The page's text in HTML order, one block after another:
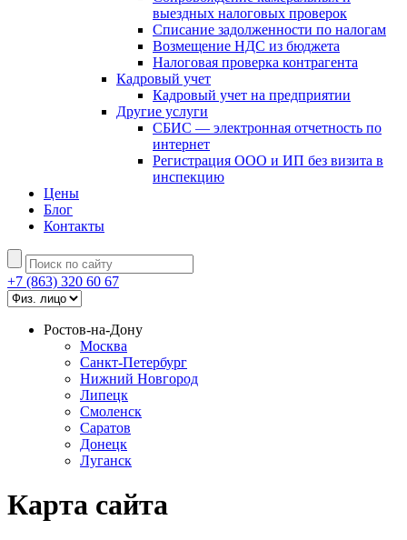
выездных налоговых проверок
Списание задолженности по налогам
Возмещение НДС из бюджета
Налоговая проверка контрагента
Кадровый учет
Кадровый учет на предприятии
Другие услуги
СБИС — электронная отчетность по
интернет
Регистрация ООО и ИП без визита в
инспекцию
Цены
Блог
Контакты
+7 (863) 320 60 67
Ростов-на-Дону
Москва
Санкт-Петербург
Нижний Новгород
Липецк
Смоленск
Саратов
Донецк
Луганск
Карта сайта